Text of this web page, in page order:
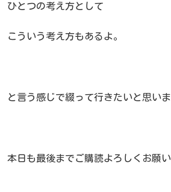
ひとつの考え方として
こういう考え方もあるよ。
と言う感じで綴って行きたいと思い
本日も最後までご購読よろしくお願